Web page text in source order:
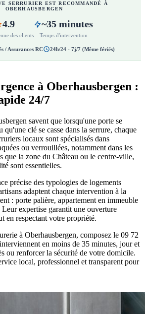
SERRURIER EST RECOMMANDÉ À
OBERHAUSBERGEN
4.9
des clients
~35 minutes
Temps d'intervention
/ Assurances RC 24h/24 - 7j/7 (Même fériés)
à Oberhausbergen :
24/7
savent que lorsqu'une porte se
qu'une clé se casse dans la serrure, chaque
locaux sont spécialisés dans
ou verrouillées, notamment dans les
que la zone du Château ou le centre-ville,
sont essentielles.
précise des typologies de logements
adaptent chaque intervention à la
: porte palière, appartement en immeuble
expertise garantit une ouverture
en respectant votre propriété.
à Oberhausbergen, composez le 09 72
en moins de 35 minutes, jour et
ou renforcer la sécurité de votre domicile.
local, professionnel et transparent pour